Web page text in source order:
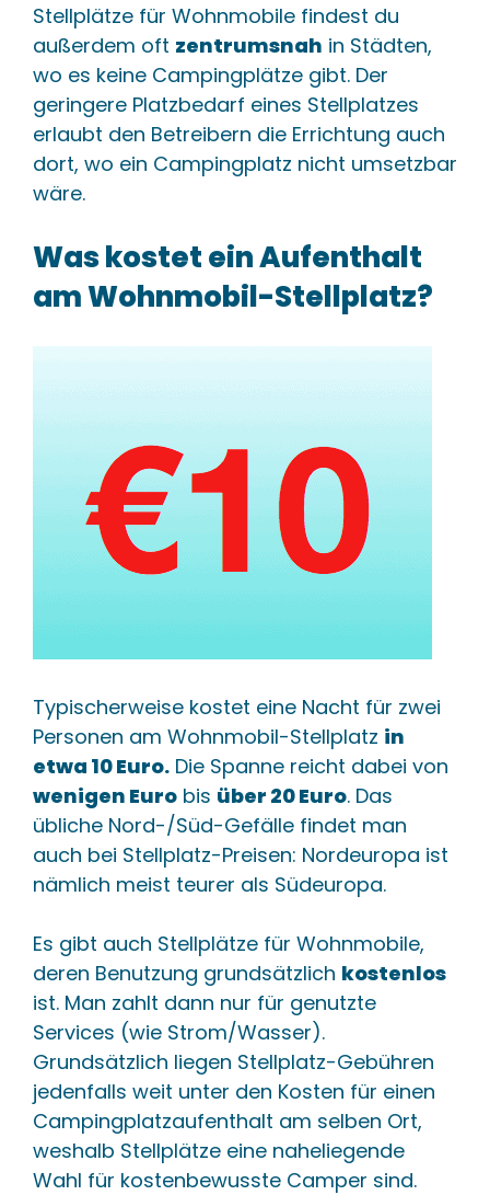
Stellplätze für Wohnmobile findest du
außerdem oft zentrumsnah in Städten,
wo es keine Campingplätze gibt. Der
geringere Platzbedarf eines Stellplatzes
erlaubt den Betreibern die Errichtung auch
dort, wo ein Campingplatz nicht umsetzbar
wäre.
Was kostet ein Aufenthalt
am Wohnmobil-Stellplatz?
Typischerweise kostet eine Nacht für zwei
Personen am Wohnmobil-Stellplatz in
etwa 10 Euro. Die Spanne reicht dabei von
wenigen Euro bis über 20 Euro. Das
übliche Nord-/Süd-Gefälle findet man
auch bei Stellplatz-Preisen: Nordeuropa ist
nämlich meist teurer als Südeuropa.
Es gibt auch Stellplätze für Wohnmobile,
deren Benutzung grundsätzlich kostenlos
ist. Man zahlt dann nur für genutzte
Services (wie Strom/Wasser).
Grundsätzlich liegen Stellplatz-Gebühren
jedenfalls weit unter den Kosten für einen
Campingplatzaufenthalt am selben Ort,
weshalb Stellplätze eine naheliegende
Wahl für kostenbewusste Camper sind.